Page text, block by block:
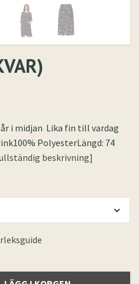
i midjan Lika fin till vardag
PolyesterLängd: 74
beskrivning]